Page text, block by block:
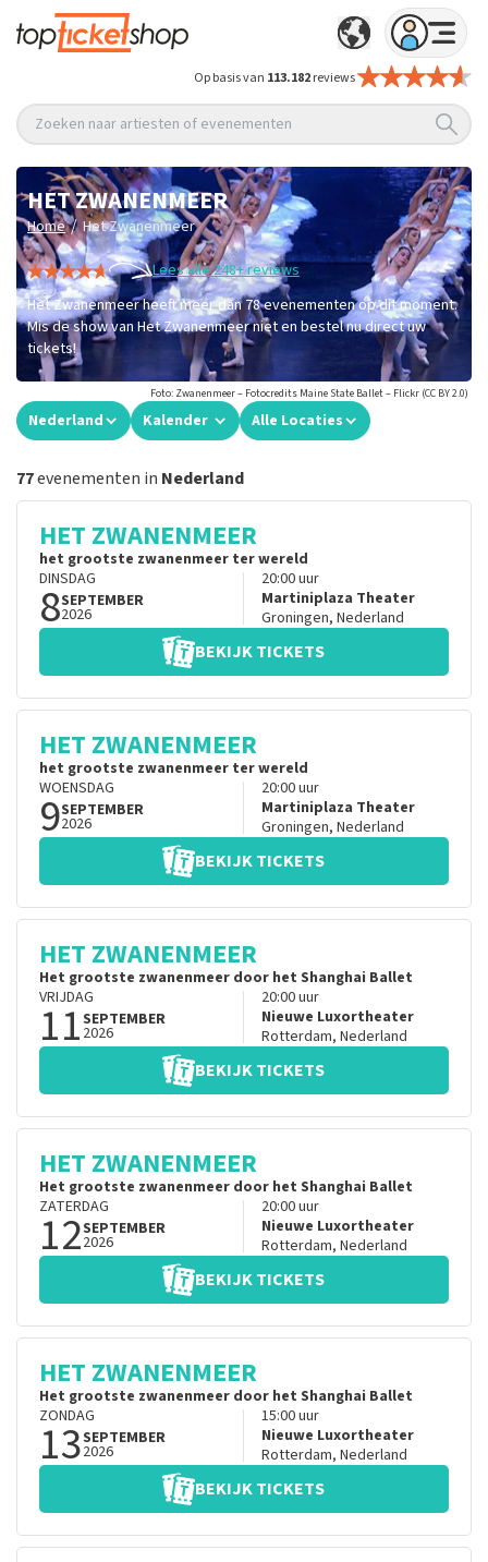
Op basis van 113.182reviews
Zoeken naar artiesten of evenementen
HET ZWANENMEER
Home / Het Zwanenmeer
Lees alle 248+ reviews
Het Zwanenmeer heeft meer dan 78 evenementen op dit moment.
Mis de show van Het Zwanenmeer niet en bestel nu direct uw
tickets!
Foto: Zwanenmeer – Fotocredits Maine State Ballet – Flickr (CC BY 2.0)
Nederland Kalender Alle Locaties
77evenementen in Nederland
HET ZWANENMEER
het grootste zwanenmeer ter wereld
DINSDAG
8SEPTEMBER
2026
20:00uur
Martiniplaza Theater
Groningen, Nederland
BEKIJK TICKETS
HET ZWANENMEER
het grootste zwanenmeer ter wereld
WOENSDAG
9SEPTEMBER
2026
20:00uur
Martiniplaza Theater
Groningen, Nederland
BEKIJK TICKETS
HET ZWANENMEER
Het grootste zwanenmeer door het Shanghai Ballet
VRIJDAG
11SEPTEMBER
2026
20:00uur
Nieuwe Luxortheater
Rotterdam, Nederland
BEKIJK TICKETS
HET ZWANENMEER
Het grootste zwanenmeer door het Shanghai Ballet
ZATERDAG
12SEPTEMBER
2026
20:00uur
Nieuwe Luxortheater
Rotterdam, Nederland
BEKIJK TICKETS
HET ZWANENMEER
Het grootste zwanenmeer door het Shanghai Ballet
ZONDAG
13SEPTEMBER
2026
15:00uur
Nieuwe Luxortheater
Rotterdam, Nederland
BEKIJK TICKETS